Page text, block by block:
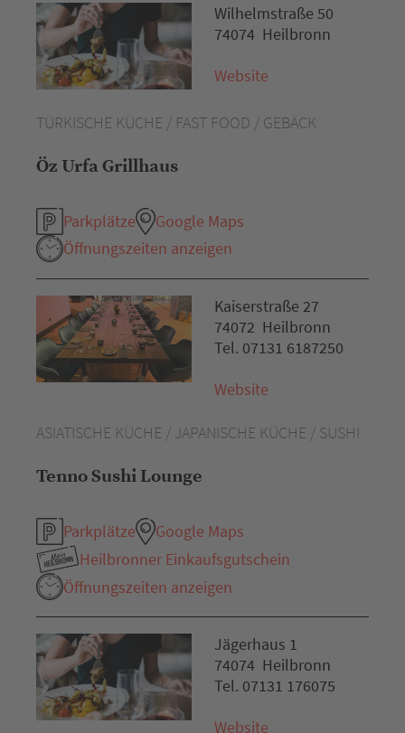
TÜRKISCHE KÜCHE / FAST FOOD / GEBÄCK
Öz Urfa Grillhaus
Parkplätze
Google Maps
Öffnungszeiten anzeigen
Wilhelmstraße 50
74074 Heilbronn
Website
ASIATISCHE KÜCHE / JAPANISCHE KÜCHE / SUSHI
Tenno Sushi Lounge
Parkplätze
Google Maps
Heilbronner Einkaufsgutschein
Öffnungszeiten anzeigen
Kaiserstraße 27
74072 Heilbronn
Tel. 07131 6187250
Website
Jägerhaus 1
74074 Heilbronn
Tel. 07131 176075
Website